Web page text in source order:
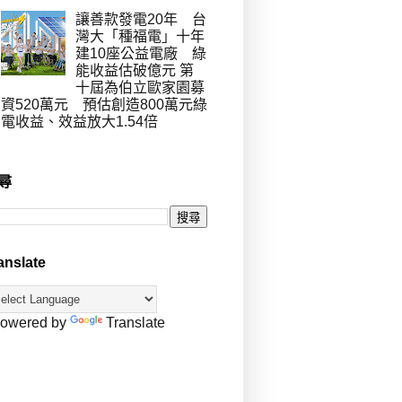
讓善款發電20年 台
灣大「種福電」十年
建10座公益電廠 綠
能收益估破億元 第
十屆為伯立歐家園募
資520萬元 預估創造800萬元綠
電收益、效益放大1.54倍
by Translate